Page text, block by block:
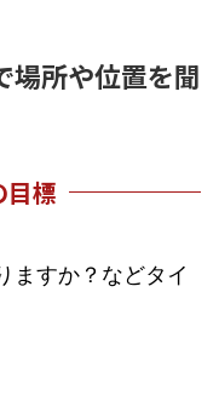
場所や位置を聞
目標
ますか？などタイ